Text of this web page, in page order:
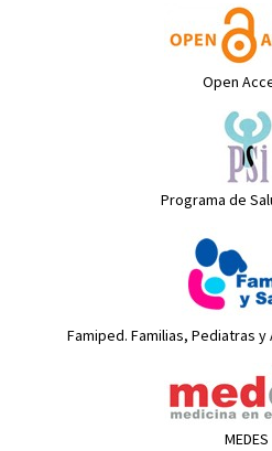
Open
Programa de
Famiped. Familias, Pediatras
MEDES